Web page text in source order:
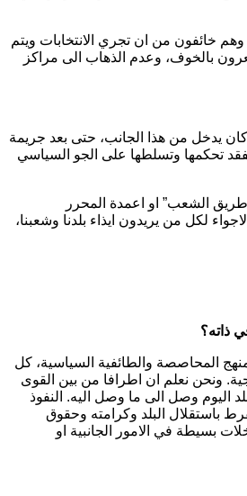
خائفون من ان تجري الانتخابات ويتم
بالخوف، وعدم الذهاب الى مراكز
كان يدخل من هذا الجانب، حتى بعد جريمة
تحكمها وتسلطها على الجو السياسي
الشعب” او اعمدة المحرر
لكل من يريدون ايذاء بلدنا وشعبنا،
ذاته؟
المحاصصة والطائفية السياسية، كل
ونحن نعلم ان اطرافا من بين القوى
اليوم وصل الى ما وصل اليه. النفوذ
باستقلال البلد وكرامته وحقوق
بسيطة في الامور الجانبية او